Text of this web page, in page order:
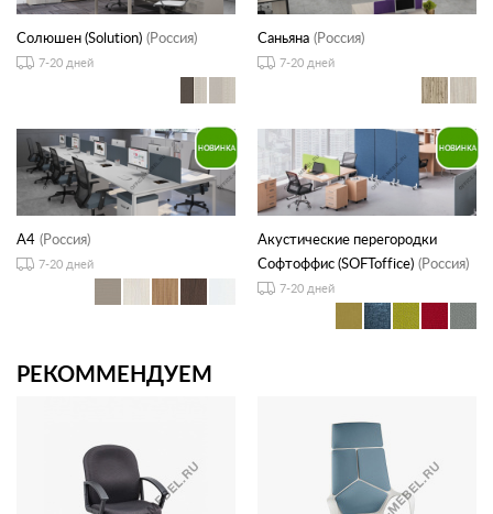
Солюшен (Solution) (Россия)
7-20 дней
Саньяна (Россия)
7-20 дней
А4 (Россия)
7-20 дней
Акустические перегородки
Софтоффис (SOFToffice) (Россия)
7-20 дней
РЕКОММЕНДУЕМ